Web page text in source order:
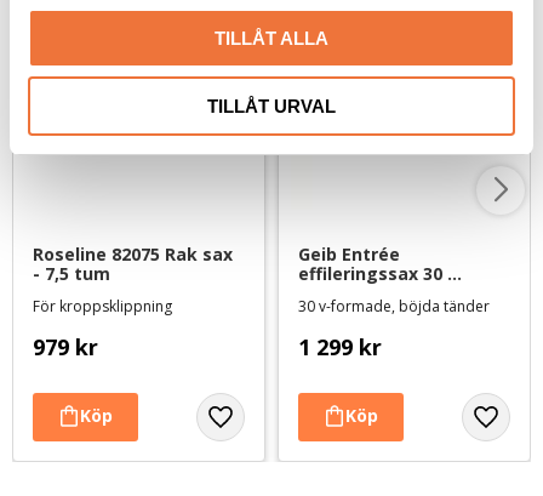
TILLÅT ALLA
TILLÅT URVAL
Roseline 82075 Rak sax
- 7,5 tum
För kroppsklippning
979 kr
Geib Entrée
effileringssax 30
30 v-formade, böjda tänder
1 299 kr